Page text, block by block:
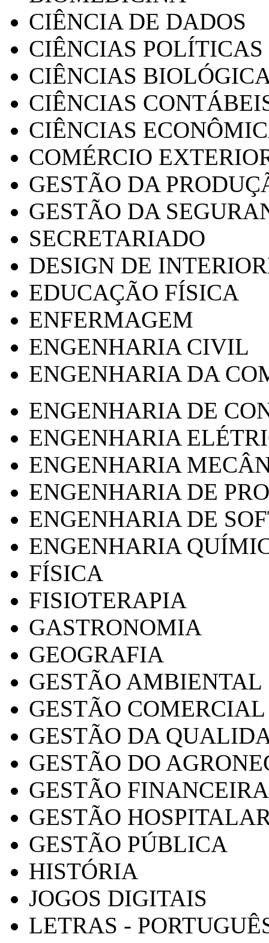
CIÊNCIA DE DADOS
CIÊNCIAS POLÍTICAS
CIÊNCIAS
CIÊNCIAS
CIÊNCIAS
COMÉRCIO
GESTÃO DA
GESTÃO DA
SECRETARIADO
DESIGN DE
EDUCAÇÃO FÍSICA
ENFERMAGEM
ENGENHARIA CIVIL
ENGENHARIA DA
ENGENHARIA DE
ENGENHARIA
ENGENHARIA
ENGENHARIA DE
ENGENHARIA DE
ENGENHARIA
FÍSICA
FISIOTERAPIA
GASTRONOMIA
GEOGRAFIA
GESTÃO AMBIENTAL
GESTÃO COMERCIAL
GESTÃO DA
GESTÃO DO
GESTÃO FINANCEIRA
GESTÃO
GESTÃO PÚBLICA
HISTÓRIA
JOGOS DIGITAIS
LETRAS -